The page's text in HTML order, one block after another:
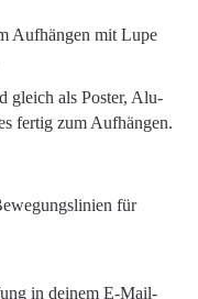
gleich als Poster, Alu-
fertig zum Aufhängen.
in deinem E-Mail-